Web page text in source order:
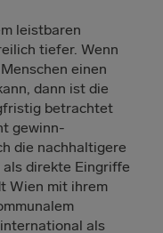
leistbaren
tiefer. Wenn
einen
dann ist die
betrachtet
gewinn-
die nachhaltigere
direkte Eingriffe
Wien mit ihrem
als